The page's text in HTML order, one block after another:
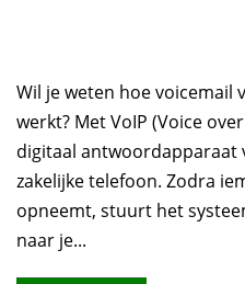
Wil je weten hoe voicemail
werkt? Met VoIP (Voice
digitaal antwoordapparaat
zakelijke telefoon. Zodra
opneemt, stuurt het
naar je...